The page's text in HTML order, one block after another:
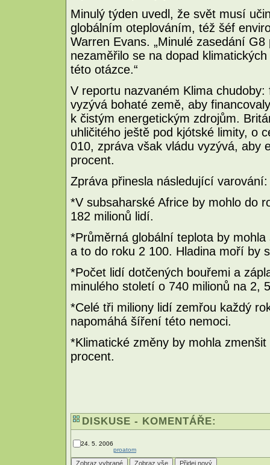
Minulý týden uvedl, že svět musí
globálním oteplováním, též šéf
Warren Evans. „Minulé zasedání
nezaměřilo se na dopad
této otázce.“
V reportu nazvaném Klima
vyzývá bohaté země, aby
k čistým energetickým zdrojům.
uhličitého ještě pod kjótské limity, o
010, zpráva však vládu vyzývá, aby
procent.
Zpráva přinesla následující varování:
*V subsaharské Africe by mohlo do
182 milionů lidí.
*Průměrná globální teplota by
a to do roku 2 100. Hladina moří by
*Počet lidí dotčených bouřemi a
minulého století o 740 milionů na 2,
*Celé tři miliony lidí zemřou každý
napomáhá šíření této nemoci.
*Klimatické změny by mohla
procent.
DISKUSE - KOMENTÁŘE:
24. 5. 2006
proatom